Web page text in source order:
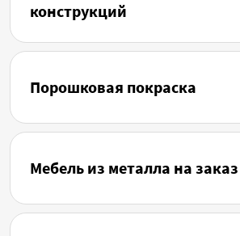
конструкций
Порошковая покраска
Мебель из металла на заказ